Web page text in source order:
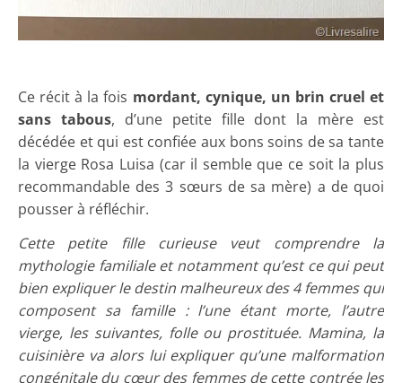
Ce récit à la fois mordant, cynique, un brin cruel et
sans tabous, d’une petite fille dont la mère est
décédée et qui est confiée aux bons soins de sa tante
la vierge Rosa Luisa (car il semble que ce soit la plus
recommandable des 3 sœurs de sa mère) a de quoi
pousser à réfléchir.
Cette petite fille curieuse veut comprendre la
mythologie familiale et notamment qu’est ce qui peut
bien expliquer le destin malheureux des 4 femmes qui
composent sa famille : l’une étant morte, l’autre
vierge, les suivantes, folle ou prostituée. Mamina, la
cuisinière va alors lui expliquer qu’une malformation
congénitale du cœur des femmes de cette contrée les